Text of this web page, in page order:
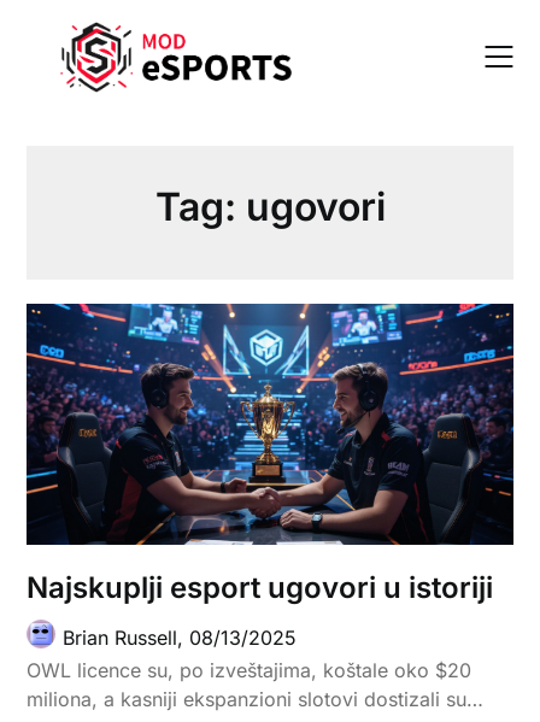
content
Tag: ugovori
Najskuplji esport ugovori u istoriji
Brian Russell, 08/13/2025
OWL licence su, po izveštajima, koštale oko $20
miliona, a kasniji ekspanzioni slotovi dostizali su…